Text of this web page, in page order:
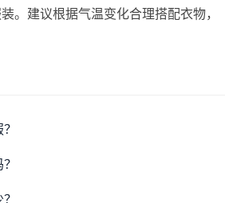
。建议根据气温变化合理搭配衣物，